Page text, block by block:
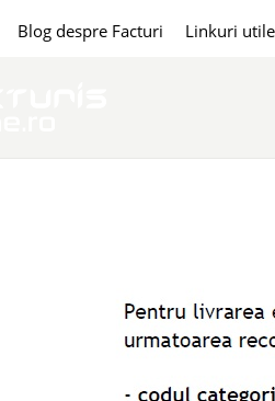
Blog despre Facturi Linkuri utile